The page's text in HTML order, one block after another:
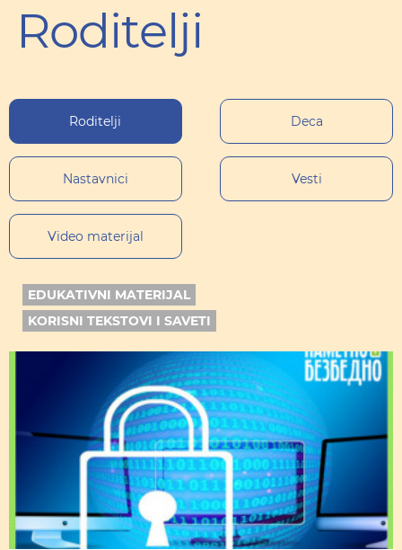
Roditelji
Roditelji Deca
Nastavnici Vesti
Video materijal
EDUKATIVNI MATERIJAL
KORISNI TEKSTOVI I SAVETI